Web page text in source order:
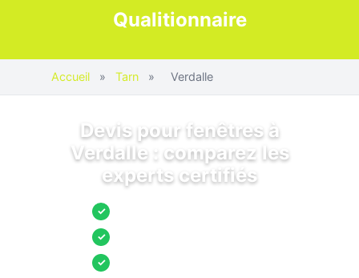
Qualitionnaire
Accueil » Tarn » Verdalle
Devis pour fenêtres à
Verdalle : comparez les
experts certifiés
✓
✓
✓